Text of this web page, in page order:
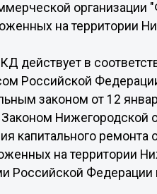
организации
на территории
действует в
Российской
законом от 12
Нижегородской
капитального
на территории
Российской Федерации